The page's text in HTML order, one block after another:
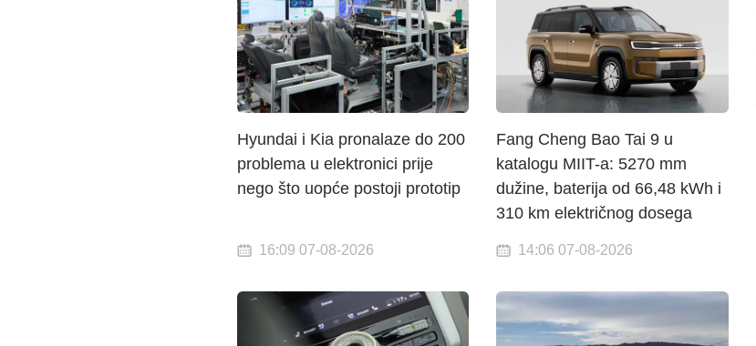
Hyundai i Kia pronalaze do 200
problema u elektronici prije
nego što uopće postoji prototip
16:09 07-08-2026
Fang Cheng Bao Tai 9 u
katalogu MIIT-a: 5270 mm
dužine, baterija od 66,48 kWh i
310 km električnog dosega
14:06 07-08-2026